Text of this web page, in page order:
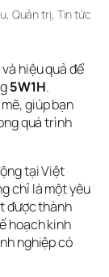
, Quản trị, Tin tức
hiệu quả để
5W1H.
giúp bạn
quá trình
tại Việt
chỉ là một yêu
được thành
hoạch kinh
nghiệp có